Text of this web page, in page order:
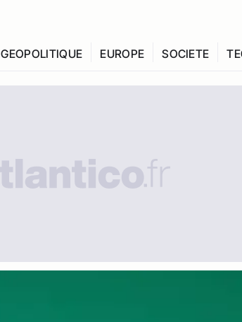
GEOPOLITIQUE EUROPE SOCIETE